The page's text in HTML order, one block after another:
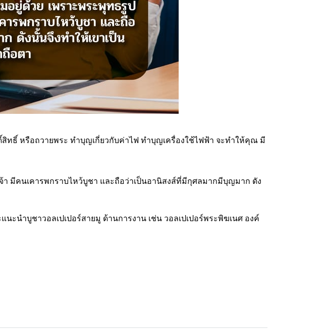
ทธิ์ หรือถวายพระ ทำบุญเกี่ยวกับค่าไฟ ทำบุญเครื่องใช้ไฟฟ้า จะทำให้คุณ มี
มีคนเคารพกราบไหว้บูชา และถือว่าเป็นอานิสงส์ที่มีกุศลมากมีบุญมาก ดัง
แนะนำบูชาวอลเปเปอร์สายมู ด้านการงาน เช่น วอลเปเปอร์พระพิฆเนศ องค์